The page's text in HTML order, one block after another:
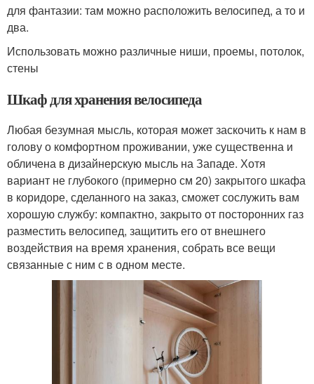
для фантазии: там можно расположить велосипед, а то и
два.
Использовать можно различные ниши, проемы, потолок,
стены
Шкаф для хранения велосипеда
Любая безумная мысль, которая может заскочить к нам в
голову о комфортном проживании, уже существенна и
обличена в дизайнерскую мысль на Западе. Хотя
вариант не глубокого (примерно см 20) закрытого шкафа
в коридоре, сделанного на заказ, сможет сослужить вам
хорошую службу: компактно, закрыто от посторонних газ
разместить велосипед, защитить его от внешнего
воздействия на время хранения, собрать все вещи
связанные с ним с в одном месте.